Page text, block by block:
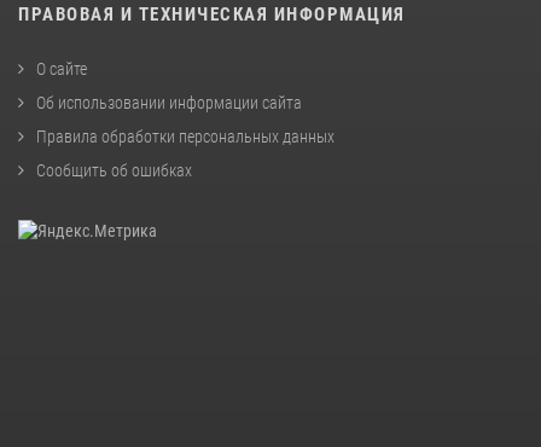
ПРАВОВАЯ И ТЕХНИЧЕСКАЯ ИНФОРМАЦИЯ
О сайте
Об использовании информации сайта
Правила обработки персональных данных
Сообщить об ошибках